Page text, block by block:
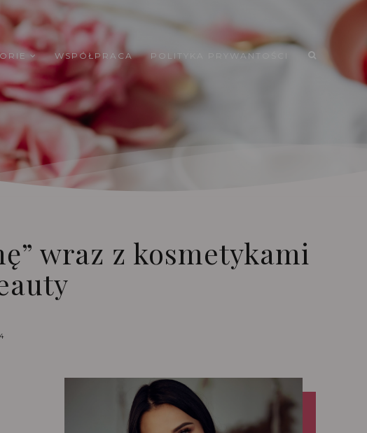
WSPÓŁPRACA POLITYKA PRYWANTOŚCI
wraz z kosmetykami